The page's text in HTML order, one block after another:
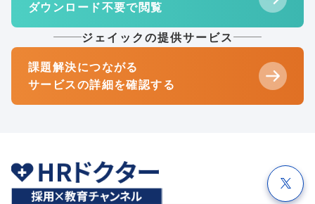
ダウンロード不要で閲覧
ジェイックの提供サービス
課題解決につながる
サービスの詳細を確認する